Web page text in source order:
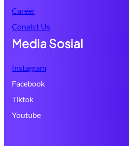
Career
Conatct Us
Media Sosial
Instagram
Facebook
Tiktok
Youtube